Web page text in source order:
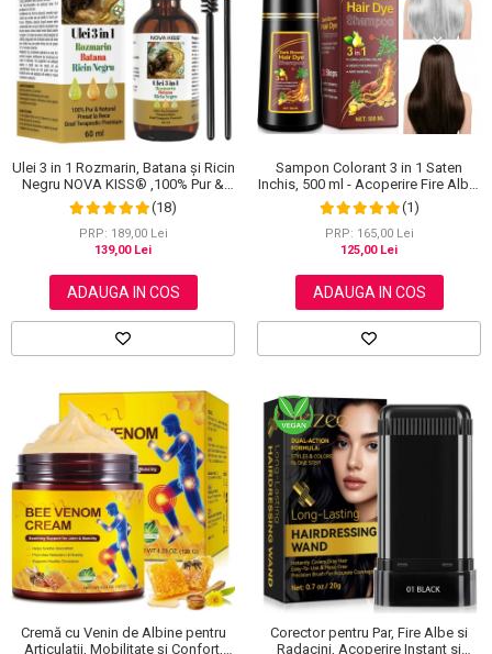
Ulei 3 in 1 Rozmarin, Batana și Ricin
Negru NOVA KISS® ,100% Pur &
Natural, Grad Terapeutic Premium,
pentru Cresterea Parului, Tratarea
Scalpului si Pielii, 60 ml
(18)
PRP: 189,00 Lei
139,00 Lei
ADAUGA IN COS
Sampon Colorant 3 in 1 Saten
Inchis, 500 ml - Acoperire Fire Albe,
Hranire si Anti-Cadere
(1)
PRP: 165,00 Lei
125,00 Lei
ADAUGA IN COS
Cremă cu Venin de Albine pentru
Articulații, Mobilitate și Confort,
Corector pentru Par, Fire Albe si
Radacini, Acoperire Instant si